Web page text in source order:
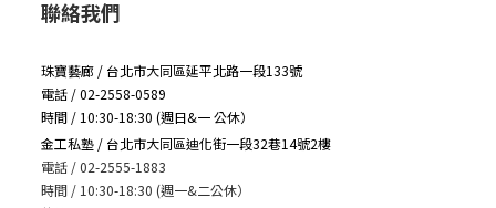
聯絡我們
珠寶藝廊 / 台北市大同區延平北路一段133號
電話 / 02-2558-0589
時間 / 10:30-18:30 (週日&一 公休）
金工私塾 / 台北市大同區迪化街一段32巷14號2樓
電話 / 02-2555-1883
時間 / 10:30-18:30 (週一&二公休）